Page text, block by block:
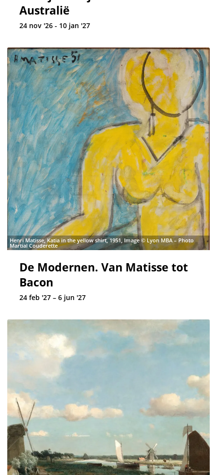
Australië
24 nov '26 - 10 jan '27
Henri Matisse, Katia in the yellow shirt, 1951, Image © Lyon MBA – Photo
Martial Couderette
De Modernen. Van Matisse tot
Bacon
24 feb '27 – 6 jun '27